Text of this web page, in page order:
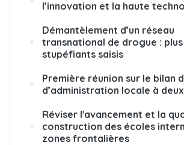
l’innovation et la haute
Démantèlement d’un réseau
transnational de drogue :
stupéfiants saisis
Première réunion sur le bilan
d’administration locale à
Réviser l'avancement et la
construction des écoles
zones frontalières